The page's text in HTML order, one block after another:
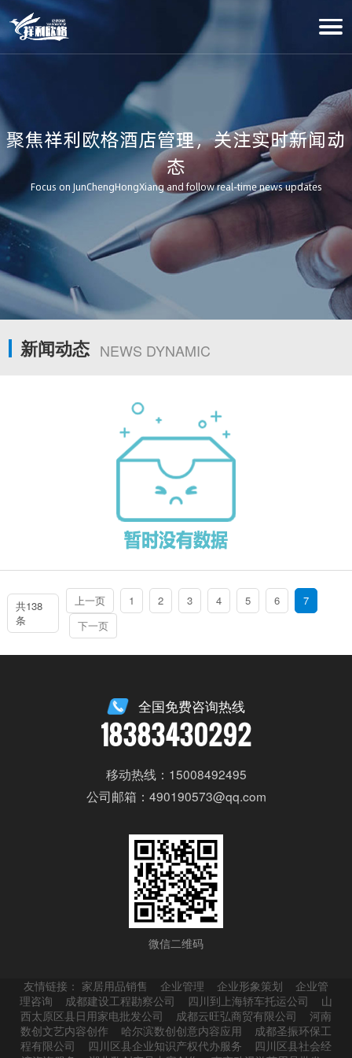
聚焦祥利欧格酒店管理，关注实时新闻动
态
Focus on JunChengHongXiang and follow real-time news updates
新闻动态 NEWS DYNAMIC
共138
条
上一页 1 2 3 4 5 6
7
下一页
全国免费咨询热线
18383430292
移动热线：15008492495
公司邮箱：490190573@qq.com
微信二维码
友情链接： 家居用品销售 企业管理 企业形象策划
企业管
理咨询
成都建设工程勘察公司 四川到上海轿车托运公司
山
西太原区县日用家电批发公司
成都云旺弘商贸有限公司
河南
数创文艺内容创作
哈尔滨数创创意内容应用
成都圣振环保工
程有限公司
四川区县企业知识产权代办服务
四川区县社会经